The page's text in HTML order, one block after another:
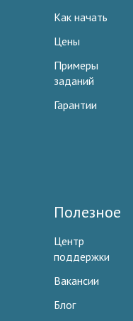
Как начать
Цены
Примеры
заданий
Гарантии
Полезное
Центр
поддержки
Вакансии
Блог